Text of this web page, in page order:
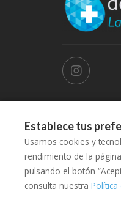
Establece tus
Usamos cookies y
rendimiento de la
pulsando el botón
consulta nuestra